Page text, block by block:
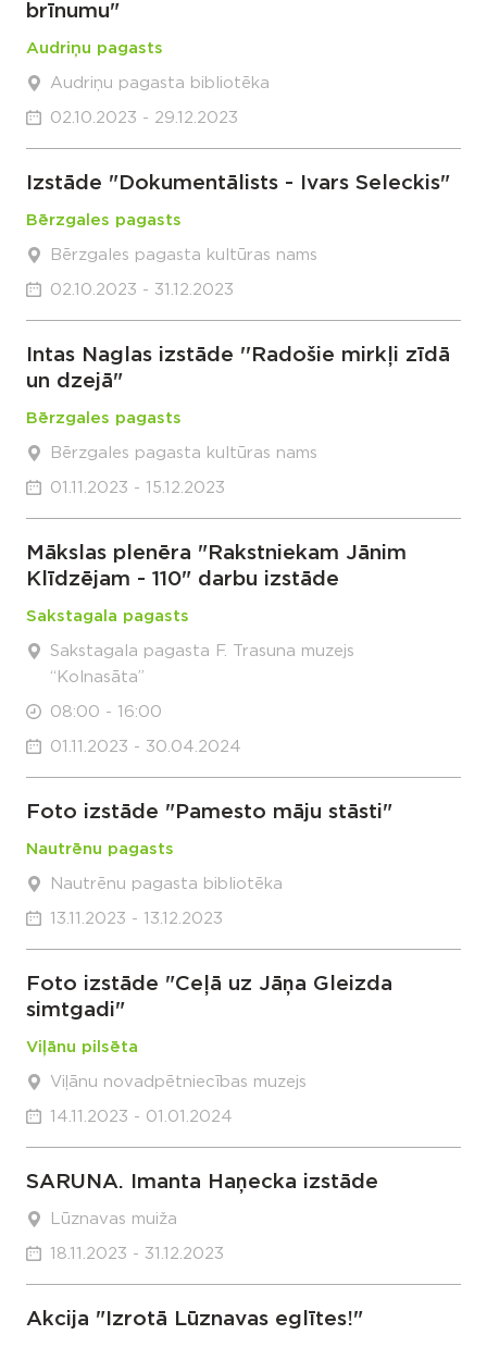
brīnumu"
Audriņu pagasts
Audriņu pagasta bibliotēka
02.10.2023 - 29.12.2023
Izstāde "Dokumentālists - Ivars Seleckis"
Bērzgales pagasts
Bērzgales pagasta kultūras nams
02.10.2023 - 31.12.2023
Intas Naglas izstāde ''Radošie mirkļi zīdā
un dzejā"
Bērzgales pagasts
Bērzgales pagasta kultūras nams
01.11.2023 - 15.12.2023
Mākslas plenēra "Rakstniekam Jānim
Klīdzējam - 110" darbu izstāde
Sakstagala pagasts
Sakstagala pagasta F. Trasuna muzejs
“Kolnasāta”
08:00 - 16:00
01.11.2023 - 30.04.2024
Foto izstāde "Pamesto māju stāsti"
Nautrēnu pagasts
Nautrēnu pagasta bibliotēka
13.11.2023 - 13.12.2023
Foto izstāde "Ceļā uz Jāņa Gleizda
simtgadi"
Viļānu pilsēta
Viļānu novadpētniecības muzejs
14.11.2023 - 01.01.2024
SARUNA. Imanta Haņecka izstāde
Lūznavas muiža
18.11.2023 - 31.12.2023
Akcija "Izrotā Lūznavas eglītes!"